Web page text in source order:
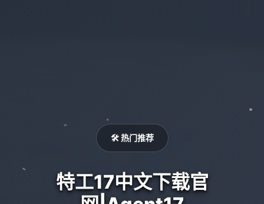
🛠️ 热门推荐
特工17中文下载官